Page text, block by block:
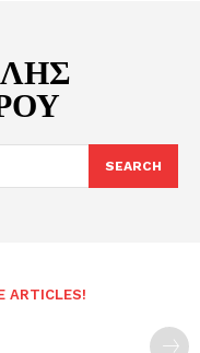
SEARCH
ARTICLES!